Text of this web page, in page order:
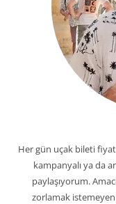
Her gün uçak bileti
kampanyalı ya da
paylaşıyorum.
zorlamak